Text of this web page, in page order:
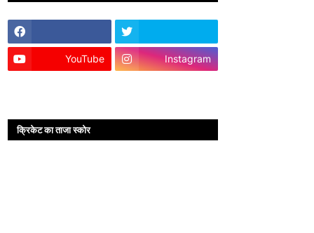
YouTube Instagram
क्रिकेट का ताजा स्कोर